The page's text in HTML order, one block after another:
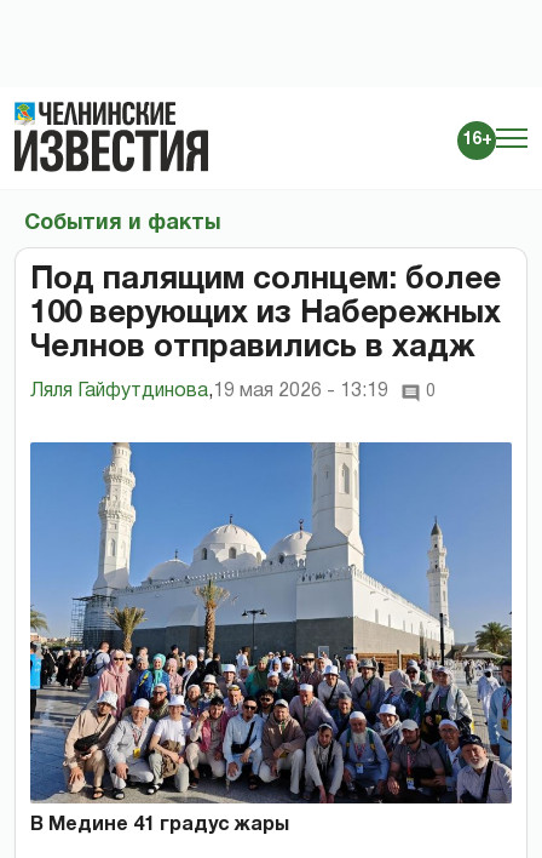
16+
События и факты
Под палящим солнцем: более
100 верующих из Набережных
Челнов отправились в хадж
Ляля Гайфутдинова, 19 мая 2026 - 13:19 0
В Медине 41 градус жары